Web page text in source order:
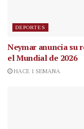
DEPORTES
Neymar anuncia su
el Mundial de 2026
HACE 1 SEMANA